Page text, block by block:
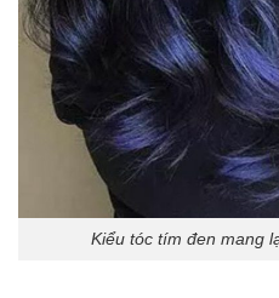
Kiểu tóc tím đen mang